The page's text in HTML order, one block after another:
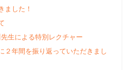
ました！
生による特別レクチャー
２年間を振り返っていただきまし